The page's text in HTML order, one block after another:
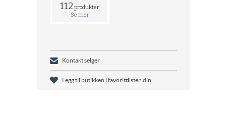
112 produkter
Se mer
Kontakt selger
Legg til butikken i favorittlisten din